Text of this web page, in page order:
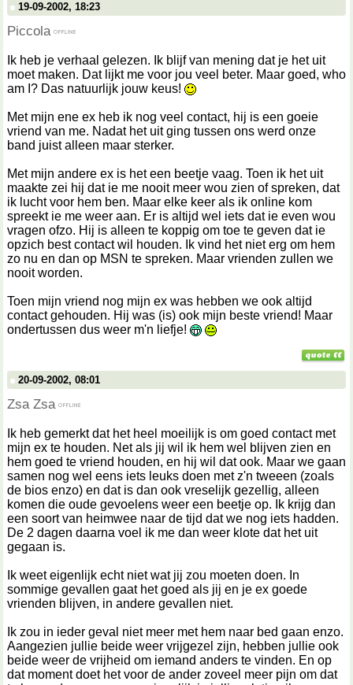
19-09-2002, 18:23
Piccola
Ik heb je verhaal gelezen. Ik blijf van mening dat je het uit
moet maken. Dat lijkt me voor jou veel beter. Maar goed, who
am I? Das natuurlijk jouw keus!
Met mijn ene ex heb ik nog veel contact, hij is een goeie
vriend van me. Nadat het uit ging tussen ons werd onze
band juist alleen maar sterker.
Met mijn andere ex is het een beetje vaag. Toen ik het uit
maakte zei hij dat ie me nooit meer wou zien of spreken, dat
ik lucht voor hem ben. Maar elke keer als ik online kom
spreekt ie me weer aan. Er is altijd wel iets dat ie even wou
vragen ofzo. Hij is alleen te koppig om toe te geven dat ie
opzich best contact wil houden. Ik vind het niet erg om hem
zo nu en dan op MSN te spreken. Maar vrienden zullen we
nooit worden.
Toen mijn vriend nog mijn ex was hebben we ook altijd
contact gehouden. Hij was (is) ook mijn beste vriend! Maar
ondertussen dus weer m'n liefje!
20-09-2002, 08:01
Zsa Zsa
Ik heb gemerkt dat het heel moeilijk is om goed contact met
mijn ex te houden. Net als jij wil ik hem wel blijven zien en
hem goed te vriend houden, en hij wil dat ook. Maar we gaan
samen nog wel eens iets leuks doen met z'n tweeen (zoals
de bios enzo) en dat is dan ook vreselijk gezellig, alleen
komen die oude gevoelens weer een beetje op. Ik krijg dan
een soort van heimwee naar de tijd dat we nog iets hadden.
De 2 dagen daarna voel ik me dan weer klote dat het uit
gegaan is.
Ik weet eigenlijk echt niet wat jij zou moeten doen. In
sommige gevallen gaat het goed als jij en je ex goede
vrienden blijven, in andere gevallen niet.
Ik zou in ieder geval niet meer met hem naar bed gaan enzo.
Aangezien jullie beide weer vrijgezel zijn, hebben jullie ook
beide weer de vrijheid om iemand anders te vinden. En op
dat moment doet het voor de ander zoveel meer pijn om dat